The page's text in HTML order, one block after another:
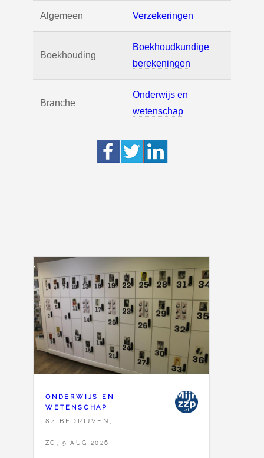
Algemeen Verzekeringen
Boekhouding
Boekhoudkundige
berekeningen
Branche
Onderwijs en
wetenschap
ONDERWIJS EN
WETENSCHAP
84 BEDRIJVEN,
ZO, 9 AUG 2026